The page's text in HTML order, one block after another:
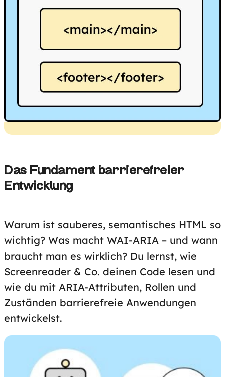
Das Fundament barrierefreier
Entwicklung
Warum ist sauberes, semantisches HTML so
wichtig? Was macht WAI-ARIA – und wann
braucht man es wirklich? Du lernst, wie
Screenreader & Co. deinen Code lesen und
wie du mit ARIA-Attributen, Rollen und
Zuständen barrierefreie Anwendungen
entwickelst.